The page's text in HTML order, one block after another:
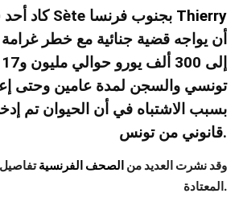
Thierry
تونسي والسجن لمدة عامين وحتى
بسبب الاشتباه في أن الحيوان تم
قانوني من تونس.
وقد نشرت العديد من الصحف الفرنسيةتفاصيل
المعتادة.